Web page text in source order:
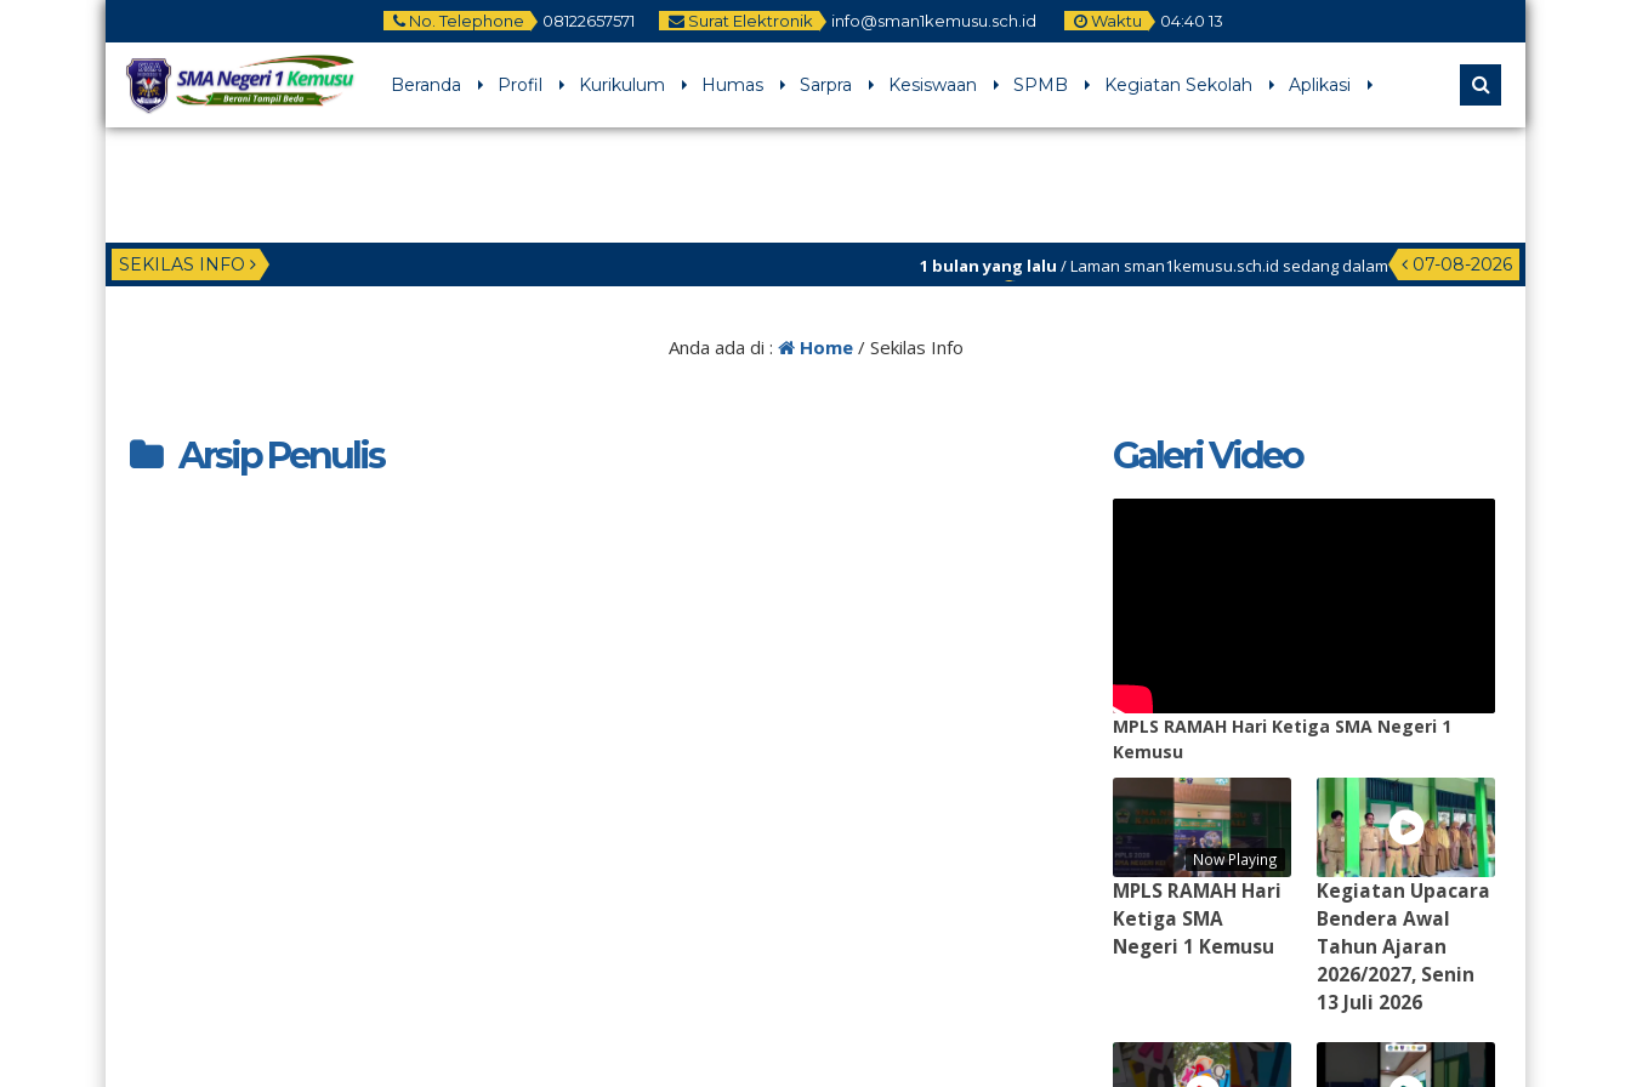
No. Telephone 08122657571 Surat Elektronik info@sman1kemusu.sch.id Waktu 04:40 13
Beranda Profil Kurikulum Humas Sarpra Kesiswaan SPMB Kegiatan Sekolah Aplikasi
SEKILAS INFO 07-08-2026
1 bulan yang lalu/ Laman sman1kemusu.sch.id sedang dalam
perbaikan
Anda ada di : Home/ Sekilas Info
Arsip Penulis Galeri Video
MPLS RAMAH Hari Ketiga SMA Negeri 1
Kemusu
Now Playing
MPLS RAMAH Hari
Ketiga SMA
Negeri 1 Kemusu
Kegiatan Upacara
Bendera Awal
Tahun Ajaran
2026/2027, Senin
13 Juli 2026